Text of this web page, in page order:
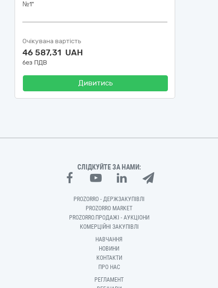
№1"
Очікувана вартість
46 587,31 UAH
без ПДВ
Дивитись
СЛІДКУЙТЕ ЗА НАМИ:
PROZORRO - ДЕРЖЗАКУПІВЛІ
PROZORRO MARKET
PROZORRO.ПРОДАЖІ - АУКЦІОНИ
КОМЕРЦІЙНІ ЗАКУПІВЛІ
НАВЧАННЯ
НОВИНИ
КОНТАКТИ
ПРО НАС
РЕГЛАМЕНТ